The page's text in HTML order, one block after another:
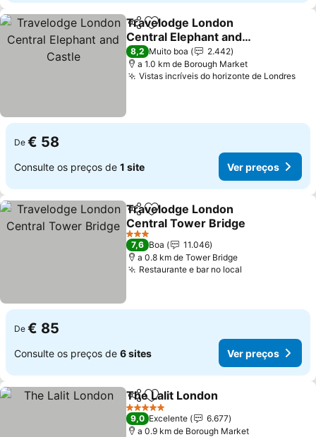
PartilharAdicionar aos favoritos
Travelodge London
Central Elephant and
Castle
Ver preços
8,2 Muito boa
2.442
a 1.0 km de Borough Market
Vistas incríveis do horizonte de Londres
De € 58
Consulte os preços de 1 site Ver preços
PartilharAdicionar aos favoritos
Travelodge London
Central Tower Bridge
Ver preços
3 Estrelas
7,6 Boa
11.046
a 0.8 km de Tower Bridge
Restaurante e bar no local
De € 85
Consulte os preços de 6 sites Ver preços
PartilharAdicionar aos favoritos
The Lalit London
5 Estrelas
9,0 Excelente
6.677
a 0.9 km de Borough Market